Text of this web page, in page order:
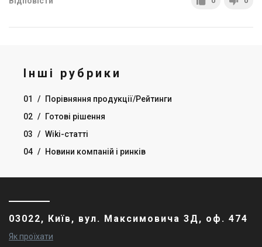
Інші рубрики
01 /
Порівняння продукції/Рейтинги
02 /
Готові рішення
03 / Wiki-статті
04 / Новини компаній і ринків
03022, Київ, вул. Максимовича 3Д, оф. 474
Як проїхати